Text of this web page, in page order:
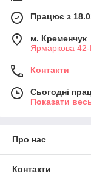
Працює з
м. Кременчук
Ярмаркова 42-
Контакти
Сьогодні
Показати
Про нас
Контакти